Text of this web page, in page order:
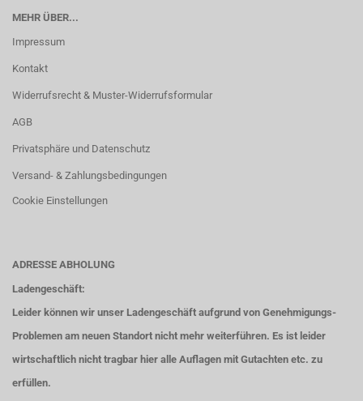
MEHR ÜBER...
Impressum
Kontakt
Widerrufsrecht & Muster-Widerrufsformular
AGB
Privatsphäre und Datenschutz
Versand- & Zahlungsbedingungen
Cookie Einstellungen
ADRESSE ABHOLUNG
Ladengeschäft:
Leider können wir unser Ladengeschäft aufgrund von Genehmigungs-
Problemen am neuen Standort nicht mehr weiterführen. Es ist leider
wirtschaftlich nicht tragbar hier alle Auflagen mit Gutachten etc. zu
erfüllen.